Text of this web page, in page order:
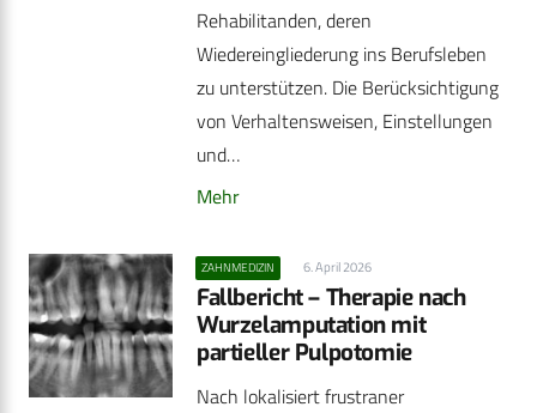
Rehabilitanden, deren
Wiedereingliederung ins Berufsleben
zu unterstützen. Die Berücksichtigung
von Verhaltensweisen, Einstellungen
und…
Mehr
ZAHNMEDIZIN 6. April 2026
Fallbericht – Therapie nach
Wurzelamputation mit
partieller Pulpotomie
Nach lokalisiert frustraner